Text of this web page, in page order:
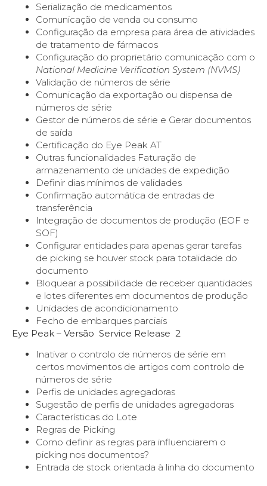
Serialização de medicamentos
Comunicação de venda ou consumo
Configuração da empresa para área de atividades
de tratamento de fármacos
Configuração do proprietário comunicação com o
National Medicine Verification System (NVMS)
Validação de números de série
Comunicação da exportação ou dispensa de
números de série
Gestor de números de série e Gerar documentos
de saída
Certificação do Eye Peak AT
Outras funcionalidades Faturação de
armazenamento de unidades de expedição
Definir dias mínimos de validades
Confirmação automática de entradas de
transferência
Integração de documentos de produção (EOF e
SOF)
Configurar entidades para apenas gerar tarefas
de picking se houver stock para totalidade do
documento
Bloquear a possibilidade de receber quantidades
e lotes diferentes em documentos de produção
Unidades de acondicionamento
Fecho de embarques parciais
Eye Peak – Versão Service Release 2
Inativar o controlo de números de série em
certos movimentos de artigos com controlo de
números de série
Perfis de unidades agregadoras
Sugestão de perfis de unidades agregadoras
Características do Lote
Regras de Picking
Como definir as regras para influenciarem o
picking nos documentos?
Entrada de stock orientada à linha do documento